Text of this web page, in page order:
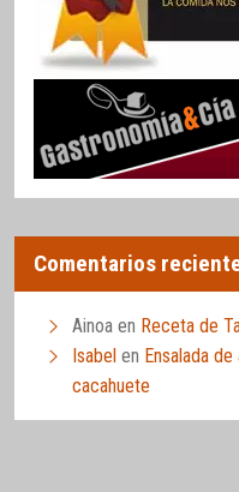
Comentarios
Ainoa en Receta de
Isabel en Ensalada
cacahuete